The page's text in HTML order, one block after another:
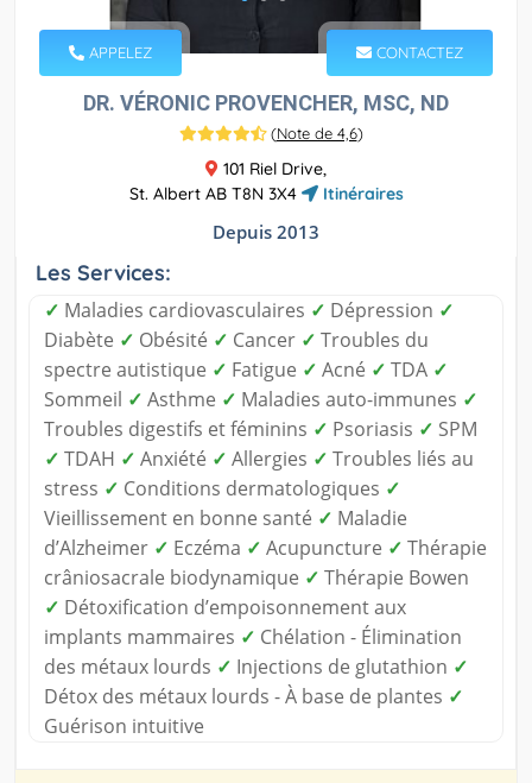
APPELEZ CONTACTEZ
DR. VÉRONIC PROVENCHER, MSC, ND
(Note de 4,6)
101 Riel Drive,
St. Albert AB T8N 3X4
Itinéraires
Depuis 2013
Les Services:
✓ Maladies cardiovasculaires ✓ Dépression ✓
Diabète ✓ Obésité ✓ Cancer ✓ Troubles du
spectre autistique ✓ Fatigue ✓ Acné ✓ TDA ✓
Sommeil ✓ Asthme ✓ Maladies auto-immunes ✓
Troubles digestifs et féminins ✓ Psoriasis ✓ SPM
✓ TDAH ✓ Anxiété ✓ Allergies ✓ Troubles liés au
stress ✓ Conditions dermatologiques ✓
Vieillissement en bonne santé ✓ Maladie
d’Alzheimer ✓ Eczéma ✓ Acupuncture ✓ Thérapie
crâniosacrale biodynamique ✓ Thérapie Bowen
✓ Détoxification d’empoisonnement aux
implants mammaires ✓ Chélation - Élimination
des métaux lourds ✓ Injections de glutathion ✓
Détox des métaux lourds - À base de plantes ✓
Guérison intuitive